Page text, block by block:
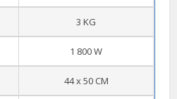
3 KG
1 800 W
44 x 50 CM